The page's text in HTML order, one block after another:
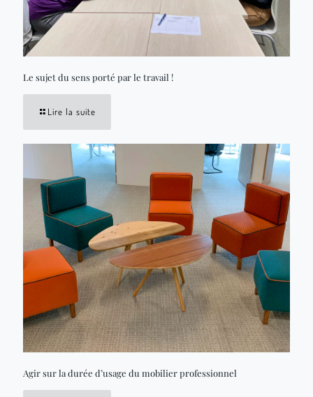
Le sujet du sens porté par le travail !
Lire la suite
Agir sur la durée d’usage du mobilier professionnel